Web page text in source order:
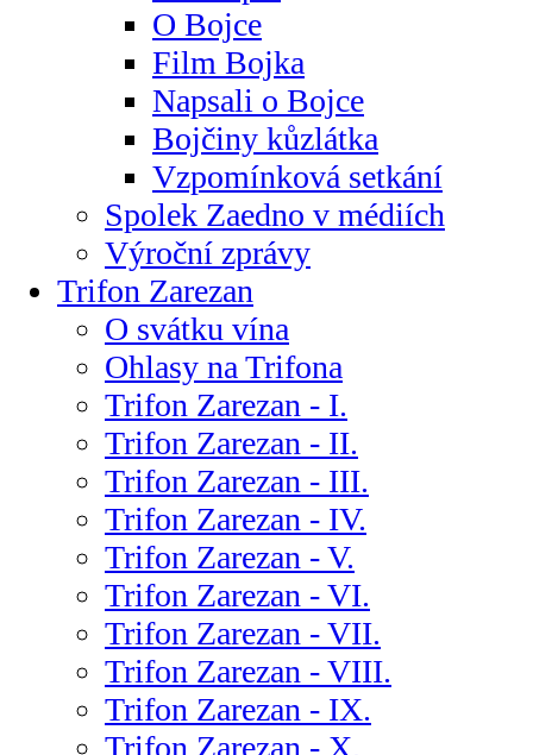
O Bojce
Film Bojka
Napsali o Bojce
Bojčiny kůzlátka
Vzpomínková setkání
Spolek Zaedno v médiích
Výroční zprávy
Trifon Zarezan
O svátku vína
Ohlasy na Trifona
Trifon Zarezan - I.
Trifon Zarezan - II.
Trifon Zarezan - III.
Trifon Zarezan - IV.
Trifon Zarezan - V.
Trifon Zarezan - VI.
Trifon Zarezan - VII.
Trifon Zarezan - VIII.
Trifon Zarezan - IX.